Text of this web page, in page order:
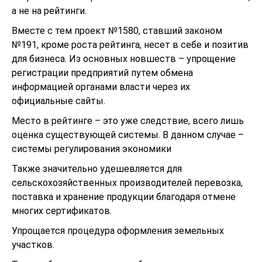
а не на рейтинги.
Вместе с тем проект №1580, ставший законом
№191, кроме роста рейтинга, несет в себе и позитив
для бизнеса. Из основных новшеств – упрощение
регистрации предприятий путем обмена
информацией органами власти через их
официальные сайты.
Место в рейтинге – это уже следствие, всего лишь
оценка существующей системы. В данном случае –
системы регулирования экономики
Также значительно удешевляется для
сельскохозяйственных производителей перевозка,
поставка и хранение продукции благодаря отмене
многих сертификатов.
Упрощается процедура оформления земельных
участков.